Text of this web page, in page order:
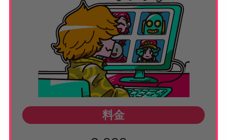
料金